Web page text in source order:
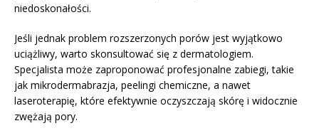
niedoskonałości.
Jeśli jednak problem rozszerzonych porów jest wyjątkowo
uciążliwy, warto skonsultować się z dermatologiem.
Specjalista może zaproponować profesjonalne zabiegi, takie
jak mikrodermabrazja, peelingi chemiczne, a nawet
laseroterapię, które efektywnie oczyszczają skórę i widocznie
zwężają pory.